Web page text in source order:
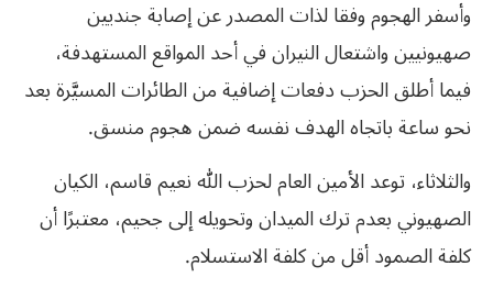
وأسفر الهجوم وفقا لذات المصدر عن إصابة جنديين
صهيونيين واشتعال النيران في أحد المواقع المستهدفة،
فيما أطلق الحزب دفعات إضافية من الطائرات المسيَّرة بعد
نحو ساعة باتجاه الهدف نفسه ضمن هجوم منسق.
والثلاثاء، توعد الأمين العام لحزب الله نعيم قاسم، الكيان
الصهيوني بعدم ترك الميدان وتحويله إلى جحيم، معتبرًا أن
كلفة الصمود أقل من كلفة الاستسلام.